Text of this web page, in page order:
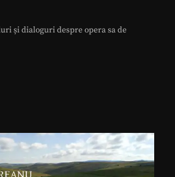
și dialoguri despre opera sa de